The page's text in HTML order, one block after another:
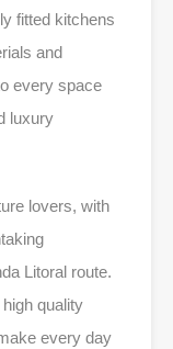
fitted kitchens
and
every space
luxury
lovers, with
Litoral route.
quality
every day